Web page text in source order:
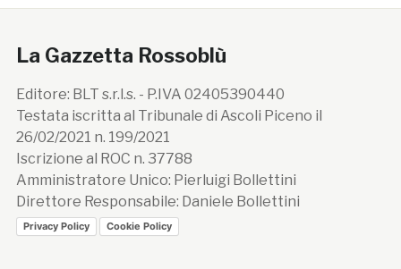
La Gazzetta Rossoblù
Editore: BLT s.r.l.s. - P.IVA 02405390440
Testata iscritta al Tribunale di Ascoli Piceno il
26/02/2021 n. 199/2021
Iscrizione al ROC n. 37788
Amministratore Unico: Pierluigi Bollettini
Direttore Responsabile: Daniele Bollettini
Privacy Policy Cookie Policy